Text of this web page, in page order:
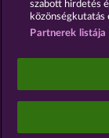
célt
szabott hirdetés
közönségkutatás
Partnerek listája